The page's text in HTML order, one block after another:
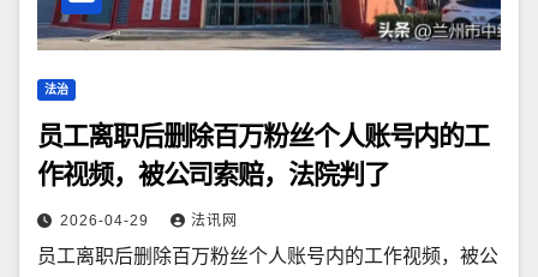
法治
员工离职后删除百万粉丝个人账号内的工
作视频，被公司索赔，法院判了
2026-04-29 法讯网
员工离职后删除百万粉丝个人账号内的工作视频，被公